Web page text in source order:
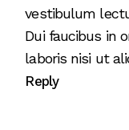
vestibulum
Dui faucibus in
laboris nisi ut
Reply